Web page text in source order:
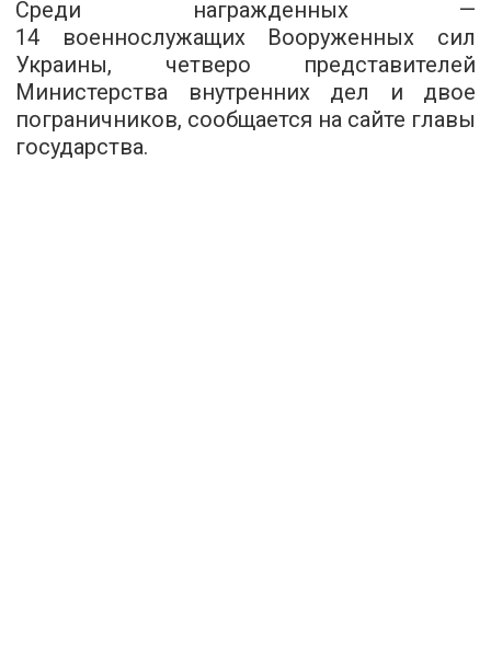
Среди награжденных —
14 военнослужащих Вооруженных сил
Украины, четверо представителей
Министерства внутренних дел и двое
пограничников, сообщается на сайте главы
государства.